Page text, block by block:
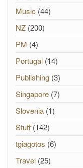
Music (44)
NZ (200)
PM (4)
Portugal (14)
Publishing (3)
Singapore (7)
Slovenia (1)
Stuff (142)
tgiagotos (6)
Travel (25)